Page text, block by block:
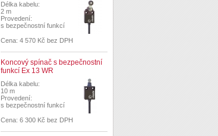
Délka kabelu:
2 m
Provedení:
s bezpečnostní funkcí
Cena: 4 570 Kč bez DPH
Koncový spínač s bezpečnostní
funkcí Ex 13 WR
Délka kabelu:
10 m
Provedení:
s bezpečnostní funkcí
Cena: 6 300 Kč bez DPH